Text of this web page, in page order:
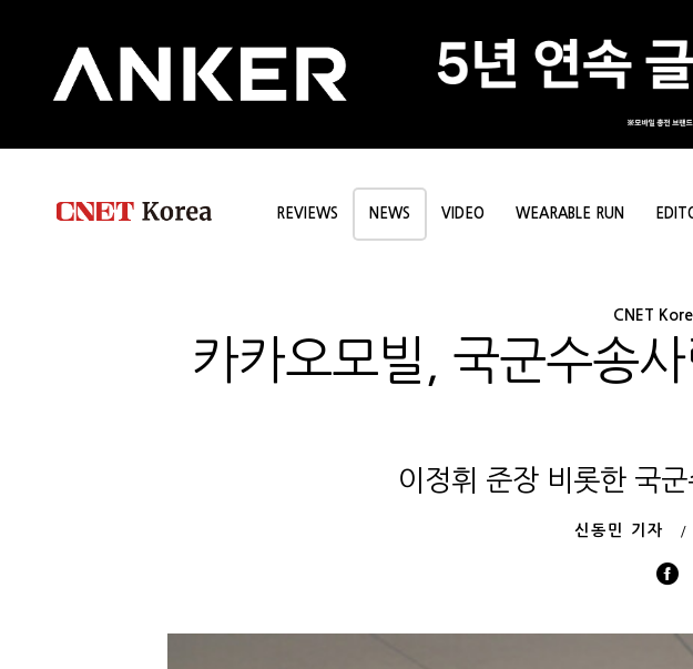
REVIEWS NEWS VIDEO WEARABLE RUN
CNET
카카오모빌, 국군수송
이정휘 준장 비롯한 국
신동민 기자